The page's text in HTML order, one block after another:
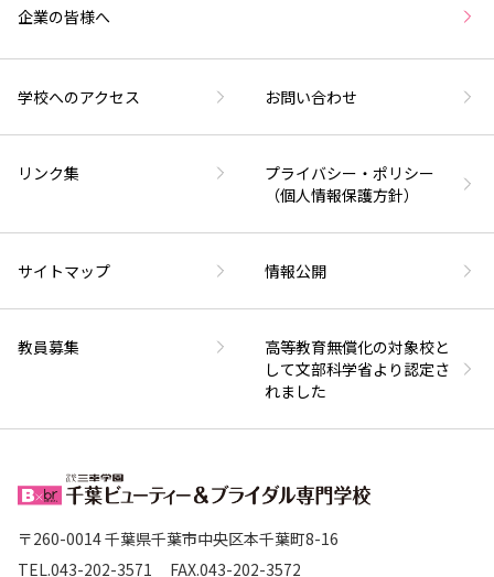
企業の皆様へ
学校へのアクセス お問い合わせ
リンク集
プライバシー・ポリシー
（個人情報保護方針）
サイトマップ 情報公開
教員募集
高等教育無償化の対象校と
して文部科学省より認定さ
れました
〒260-0014 千葉県千葉市中央区本千葉町8-16
TEL.043-202-3571 FAX.043-202-3572